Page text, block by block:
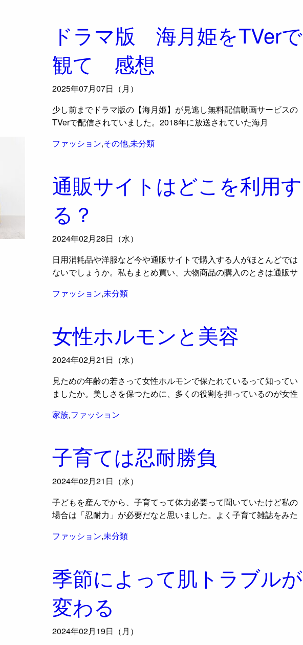
ドラマ版 海月姫をTVerで
観て 感想
2025年07月07日（月）
少し前までドラマ版の【海月姫】が見逃し無料配信動画サービスの
TVerで配信されていました。2018年に放送されていた海月
ファッション,その他,未分類
通販サイトはどこを利用す
る？
2024年02月28日（水）
日用消耗品や洋服など今や通販サイトで購入する人がほとんどでは
ないでしょうか。私もまとめ買い、大物商品の購入のときは通販サ
ファッション,未分類
女性ホルモンと美容
2024年02月21日（水）
見ための年齢の若さって女性ホルモンで保たれているって知ってい
ましたか。美しさを保つために、多くの役割を担っているのが女性
家族,ファッション
子育ては忍耐勝負
2024年02月21日（水）
子どもを産んでから、子育てって体力必要って聞いていたけど私の
場合は「忍耐力」が必要だなと思いました。よく子育て雑誌をみた
ファッション,未分類
季節によって肌トラブルが
変わる
2024年02月19日（月）